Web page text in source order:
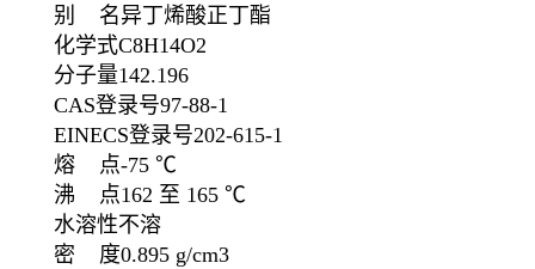
别 名异丁烯酸正丁酯
化学式C8H14O2
分子量142.196
CAS登录号97-88-1
EINECS登录号202-615-1
熔 点-75 ℃
沸 点162 至 165 ℃
水溶性不溶
密 度0.895 g/cm3